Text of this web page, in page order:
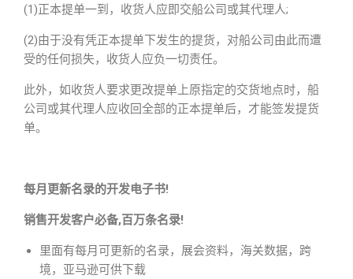
(1)正本提单一到，收货人应即交船公司或其代理人;
(2)由于没有凭正本提单下发生的提货，对船公司由此而遭
受的任何损失，收货人应负一切责任。
此外，如收货人要求更改提单上原指定的交货地点时，船
公司或其代理人应收回全部的正本提单后，才能签发提货
单。
每月更新名录的开发电子书!
销售开发客户必备,百万条名录!
里面有每月可更新的名录，展会资料，海关数据，跨
境，亚马逊可供下载